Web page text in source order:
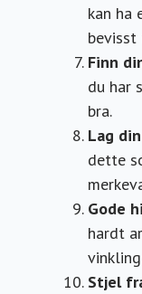
kan ha
Finn
du har
bra.
Lag
dette
Gode
hardt
Stjel